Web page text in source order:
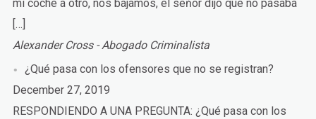
mi coche a otro, nos bajamos, el seńor dijo que no pasaba
[…]
Alexander Cross - Abogado Criminalista
¿Qué pasa con los ofensores que no se registran?
December 27, 2019
RESPONDIENDO A UNA PREGUNTA: ¿Qué pasa con los